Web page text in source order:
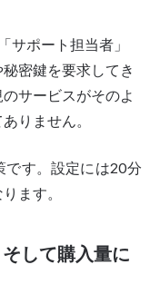
「サポート担当者」
密鍵を要求してき
サービスがそのよ
りません。
です。設定には20分
ます。
して購入量に